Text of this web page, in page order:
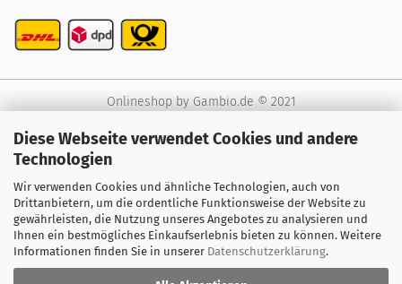
Diese Webseite verwendet Cookies und andere
Technologien
Wir verwenden Cookies und ähnliche Technologien, auch von
Drittanbietern, um die ordentliche Funktionsweise der Website zu
gewährleisten, die Nutzung unseres Angebotes zu analysieren und
Ihnen ein bestmögliches Einkaufserlebnis bieten zu können. Weitere
Informationen finden Sie in unserer Datenschutzerklärung.
Onlineshopby Gambio.de © 2021